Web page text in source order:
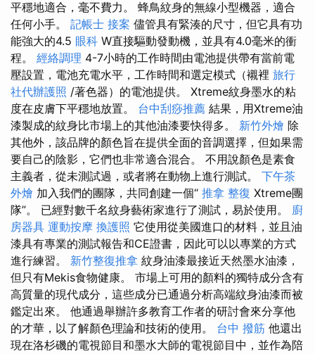
平穩地適合，毫不費力。 蜂鳥紋身的無線小型機器，適合
任何小手。 記帳士 接案 儘管具有緊湊的尺寸，但它具有功
能強大的4.5 眼科 W直接驅動發動機，並具有4.0毫米的衝
程。 經絡調理 4-7小時的工作時間由電池提供帶有當前電
壓設置，電池充電水平，工作時間和選定模式（襯裡 旅行
社代辦護照 /著色器）的電池提供。 Xtreme紋身墨水的粘
度在皮膚下平穩地放置。 台中刮痧推薦 結果，用Xtreme油
漆製成的紋身比市場上的其他油漆要快得多。 新竹外燴 除
其他外，該品牌的顏色旨在提供全面的音調選擇，但如果需
要自己的陰影，它們也非常適合混合。 不用說顏色是素食
主義者，從未測試過，或者將在動物上進行測試。 下午茶
外燴 加入我們的團隊，共同創建一個“ 推拿 整復 Xtreme團
隊”。 已經對數千名紋身藝術家進行了測試，易於使用。 廚
房器具 運動按摩 換護照 它使用從美國進口的材料，並且油
漆具有專業的測試報告和CE證書，因此可以以專業的方式
進行練習。 新竹整復推拿 紋身油漆最接近天然墨水油漆，
但只有Mekis食物健康。 市場上可用的顏料的獨特成分含有
高質量的現代成分，這些成分已通過分析高端紋身油漆而被
鑑定出來。 他通過舉辦許多教育工作者的研討會來分享他
的才華，以了解顏色理論和技術的使用。 台中 撥筋 他還出
現在洛杉磯的電視節目和墨水大師的電視節目中，並作為陪